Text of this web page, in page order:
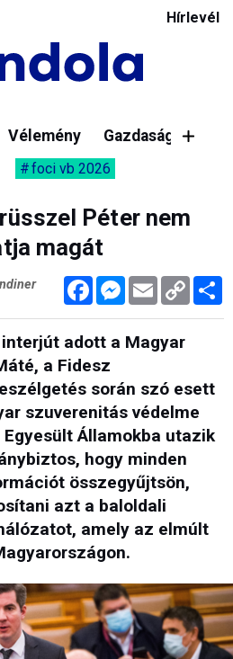
Hírlevél
Vélemény Gazdaság
foci vb 2026
Péter nem
magát
FacebookMessenger
Email Copy
Link
adott a Magyar
a Fidesz
során szó esett
szuverenitás védelme
Államokba utazik
hogy minden
összegyűjtsön,
azt a baloldali
amely az elmúlt